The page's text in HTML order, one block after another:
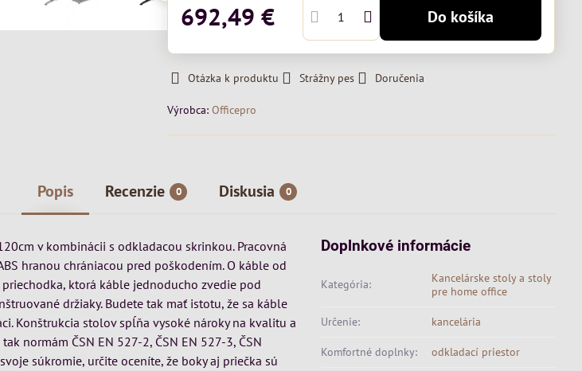
692,49 € Do košíka
Otázka k produktu Strážny pes Doručenia
Výrobca:Officepro
Popis Recenzie 0 Diskusia 0
v kombinácii s odkladacou skrinkou. Pracovná
hranou chrániacou pred poškodením. O káble od
ktorá káble jednoducho zvedie pod
držiaky. Budete tak mať istotu, že sa káble
Konštrukcia stolov spĺňa vysoké nároky na kvalitu a
normám ČSN EN 527-2, ČSN EN 527-3, ČSN
súkromie, určite oceníte, že boky aj priečka sú
Doplnkové informácie
Kategória:
Kancelárske stoly a stoly
pre home office
Určenie: kancelária
Komfortné doplnky: odkladací priestor